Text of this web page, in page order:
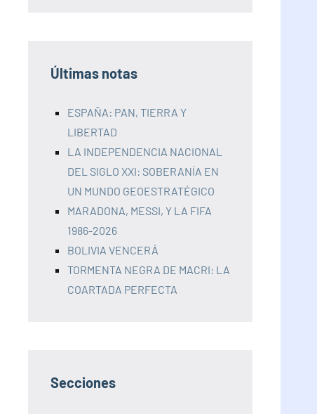
Últimas notas
ESPAÑA: PAN, TIERRA Y
LIBERTAD
LA INDEPENDENCIA NACIONAL
DEL SIGLO XXI: SOBERANÍA EN
UN MUNDO GEOESTRATÉGICO
MARADONA, MESSI, Y LA FIFA
1986-2026
BOLIVIA VENCERÁ
TORMENTA NEGRA DE MACRI: LA
COARTADA PERFECTA
Secciones